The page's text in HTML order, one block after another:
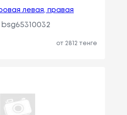
левая, правая
от 2812 тенге